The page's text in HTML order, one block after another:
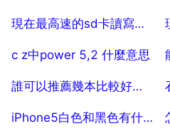
2025-07-29 現在最高速的sd卡讀寫速度分別是多少？
2025-07-29
c z中power 5,2 什麼意思
2025-07-29 誰可以推薦幾本比較好的人力資源管理工具書？
2025-07-29 iPhone5白色和黑色有什麼區別